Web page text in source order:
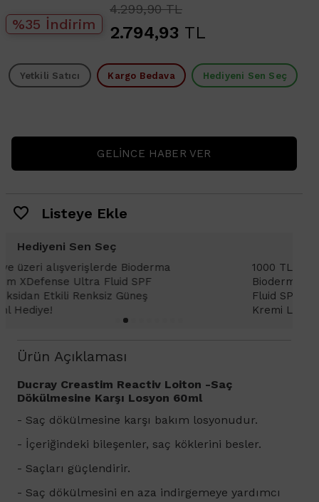
%35 İndirim
4.299,90 TL
2.794,93 TL
Yetkili Satıcı Kargo Bedava Hediyeni Sen Seç
GELINCE HABER VER
Listeye Ekle
Hediyeni Sen Seç
1000 TL ve üzeri alışverişlerinizde
Bioderma Photoderm XDefense Ultra
Fluid SPF 50+ Antioksidan Renkli Güneş
Kremi Light 2ml hediye!
Ürün Açıklaması
Ducray Creastim Reactiv Loiton -Saç
Dökülmesine Karşı Losyon 60ml
- Saç dökülmesine karşı bakım losyonudur.
- İçeriğindeki bileşenler, saç köklerini besler.
- Saçları güçlendirir.
- Saç dökülmesini en aza indirgemeye yardımcı